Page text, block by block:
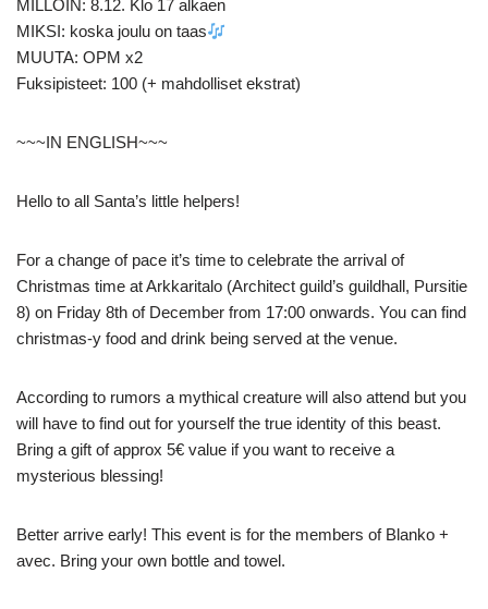
MILLOIN: 8.12. Klo 17 alkaen
MIKSI: koska joulu on taas
MUUTA: OPM x2
Fuksipisteet: 100 (+ mahdolliset ekstrat)
~~~IN ENGLISH~~~
Hello to all Santa’s little helpers!
For a change of pace it’s time to celebrate the arrival of
Christmas time at Arkkaritalo (Architect guild’s guildhall, Pursitie
8) on Friday 8th of December from 17:00 onwards. You can find
christmas-y food and drink being served at the venue.
According to rumors a mythical creature will also attend but you
will have to find out for yourself the true identity of this beast.
Bring a gift of approx 5€ value if you want to receive a
mysterious blessing!
Better arrive early! This event is for the members of Blanko +
avec. Bring your own bottle and towel.